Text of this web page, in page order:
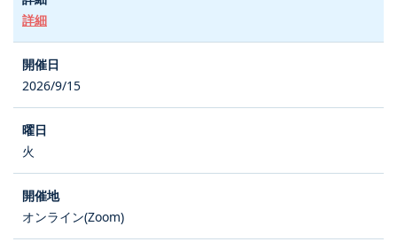
詳細
2026/9/15
火
オンライン(Zoom)